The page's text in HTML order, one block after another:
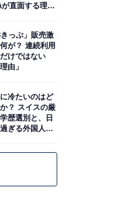
直面する理想
きっぷ」販売激
が？ 連続利用
けではない
由」
に冷たいのはど
？ スイスの厳
歴選別と、日
ぎる外国人政